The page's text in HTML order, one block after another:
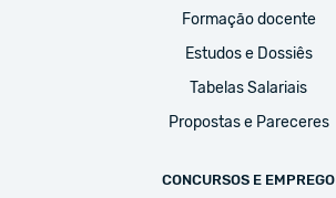
Formação docente
Estudos e Dossiês
Tabelas Salariais
Propostas e Pareceres
CONCURSOS E EMPREGO